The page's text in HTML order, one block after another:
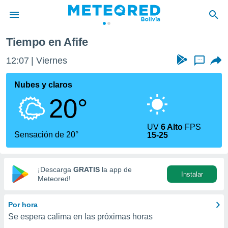
de
ha
calidad.
a este
las
y
digital
basada
Tiempo en Afife
12:07 Viernes ...
Nubes y claros
20°
Sensación de 20°
UV6 Alto FPS
15-25
¡Descarga GRATIS la app de
Meteored!
Instalar
Por hora
Se espera calima en las próximas horas